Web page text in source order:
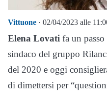
Vittuone · 02/04/2023 alle
Elena Lovati fa un
sindaco del gruppo
del 2020 e oggi
di dimettersi per